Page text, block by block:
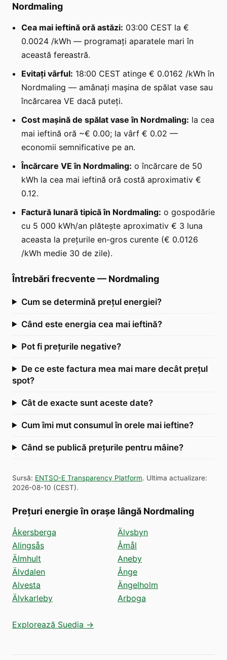
Nordmaling
Cea mai ieftină oră astăzi: 03:00 CEST la €
0.0024 /kWh — programați aparatele mari în
această fereastră.
Evitați vârful: 18:00 CEST atinge € 0.0162 /kWh în
Nordmaling — amânați mașina de spălat vase sau
încărcarea VE dacă puteți.
Cost mașină de spălat vase în Nordmaling: la cea
mai ieftină oră ~€ 0.00; la vârf € 0.02 —
economii semnificative pe an.
Încărcare VE în Nordmaling: o încărcare de 50
kWh la cea mai ieftină oră costă aproximativ €
0.12.
Factură lunară tipică în Nordmaling: o gospodărie
cu 5 000 kWh/an plătește aproximativ € 3 luna
aceasta la prețurile en-gros curente (€ 0.0126
/kWh medie 30 de zile).
Întrebări frecvente — Nordmaling
Cum se determină prețul energiei?
Când este energia cea mai ieftină?
Pot fi prețurile negative?
De ce este factura mea mai mare decât prețul
spot?
Cât de exacte sunt aceste date?
Cum îmi mut consumul în orele mai ieftine?
Când se publică prețurile pentru mâine?
Sursă: ENTSO-E Transparency Platform. Ultima actualizare:
2026-08-10 (CEST).
Prețuri energie în orașe lângă Nordmaling
Åkersberga
Alingsås
Älmhult
Älvdalen
Alvesta
Älvkarleby
Älvsbyn
Åmål
Aneby
Ånge
Ängelholm
Arboga
Explorează Suedia →